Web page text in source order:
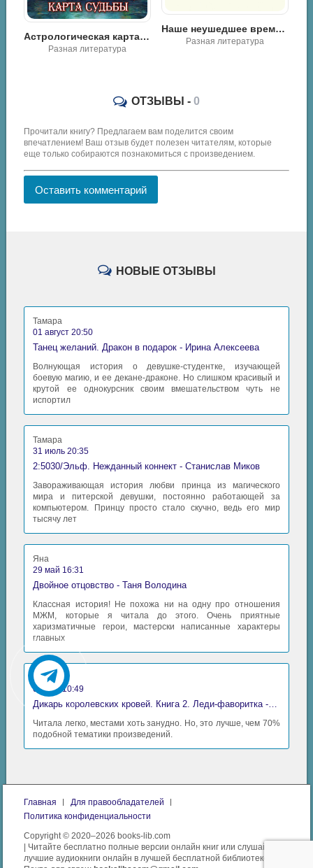
Астрологическая карта судьбы - Наталья Ивановна Нагорная
Разная литература
Наше неушедшее время - Аполлон Борисович Давидсон
Разная литература
ОТЗЫВЫ - 0
Прочитали книгу? Предлагаем вам поделится своим
впечатлением! Ваш отзыв будет полезен читателям, которые
еще только собираются познакомиться с произведением.
Оставить комментарий
НОВЫЕ ОТЗЫВЫ
Тамара
01 август 20:50
Танец желаний. Дракон в подарок - Ирина Алексеева
Волнующая история о девушке-студентке, изучающей
боевую магию, и ее декане-драконе. Но слишком красивый и
крутой ее однокурсник своим вмешательством чуть не
испортил
Тамара
31 июль 20:35
2:5030/Эльф. Нежданный коннект - Станислав Миков
Завораживающая история любви принца из магического
мира и питерской девушки, постоянно работающей за
компьютером. Принцу просто стало скучно, ведь его мир
тысячу лет
Яна
29 май 16:31
Двойное отцовство - Таня Володина
Классная история! Не похожа ни на одну про отношения
МЖМ, которые я читала до этого. Очень приятные
харизматичные герои, мастерски написанные характеры
главных
Аида
06 май 10:49
Дикарь королевских кровей. Книга 2. Леди-фаворитка - Анна Сергеевна Гаврилова
Читала легко, местами хоть занудно. Но, это лучше, чем 70%
подобной тематики произведений.
Главная
Для правообладателей
Политика конфиденциальности
Copyright © 2020–2026 books-lib.com
| Читайте бесплатно полные версии онлайн книг или слушайте
лучшие аудиокниги онлайн в лучшей бесплатной библиотеке.